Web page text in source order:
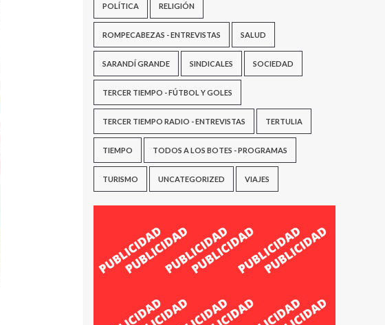
POLÍTICA RELIGIÓN
ROMPECABEZAS - ENTREVISTAS SALUD
SARANDÍ GRANDE SINDICALES SOCIEDAD
TERCER TIEMPO - FÚTBOL Y GOLES
TERCER TIEMPO RADIO - ENTREVISTAS TERTULIA
TIEMPO TODOS A LOS BOTES - PROGRAMAS
TURISMO UNCATEGORIZED VIAJES